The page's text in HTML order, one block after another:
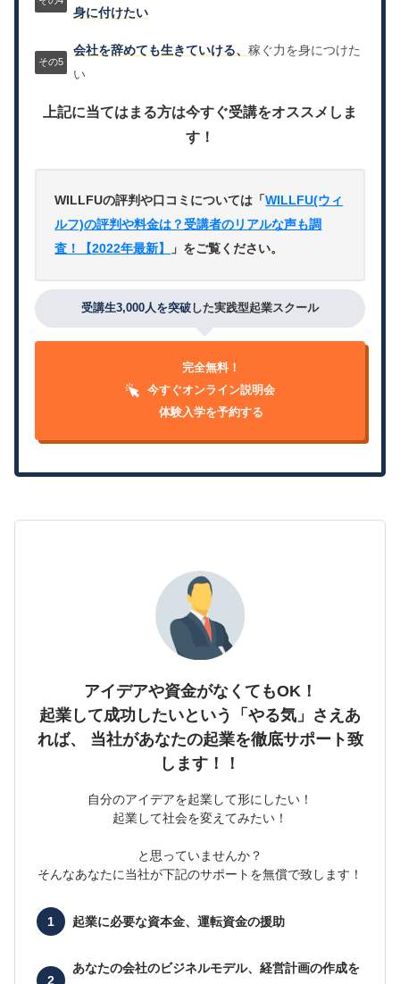
身に付けたい
会社を辞めても生きていける、稼ぐ力を身につけた
い
上記に当てはまる方は今すぐ受講をオススメしま
す！
WILLFUの評判や口コミについては「WILLFU(ウィ
ルフ)の評判や料金は？受講者のリアルな声も調
査！【2022年最新】
」をご覧ください。
受講生3,000人を突破 した実践型起業スクール
完全無料！
今すぐオンライン説明会
体験入学を予約する
アイデアや資金がなくてもOK！
起業して成功したいという「やる気」さえあ
れば、
当社があなたの起業を徹底サポート致
します！！
自分のアイデアを起業して形にしたい！
起業して社会を変えてみたい！
と思っていませんか？
そんなあなたに当社が下記のサポートを無償で致します！
起業に必要な資本金、運転資金の援助
あなたの会社のビジネルモデル、経営計画の作成を